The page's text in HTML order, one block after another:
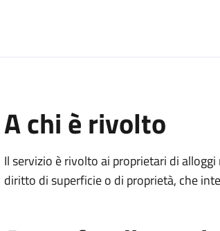
A chi è rivolto
Il servizio è rivolto ai proprietari di
diritto di superficie o di proprietà, che